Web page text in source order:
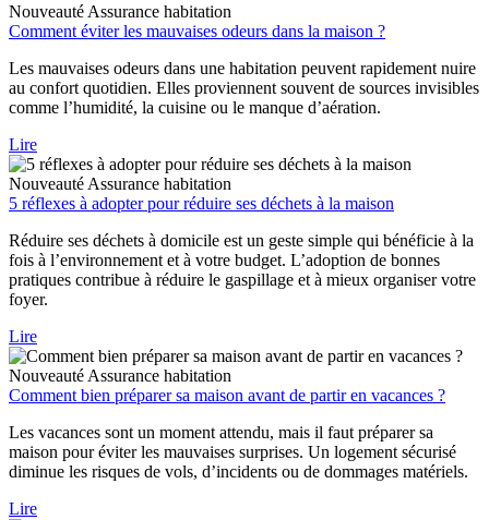
Nouveauté Assurance habitation
Comment éviter les mauvaises odeurs dans la maison ?
Les mauvaises odeurs dans une habitation peuvent rapidement nuire
au confort quotidien. Elles proviennent souvent de sources invisibles
comme l’humidité, la cuisine ou le manque d’aération.
Lire
Nouveauté Assurance habitation
5 réflexes à adopter pour réduire ses déchets à la maison
Réduire ses déchets à domicile est un geste simple qui bénéficie à la
fois à l’environnement et à votre budget. L’adoption de bonnes
pratiques contribue à réduire le gaspillage et à mieux organiser votre
foyer.
Lire
Nouveauté Assurance habitation
Comment bien préparer sa maison avant de partir en vacances ?
Les vacances sont un moment attendu, mais il faut préparer sa
maison pour éviter les mauvaises surprises. Un logement sécurisé
diminue les risques de vols, d’incidents ou de dommages matériels.
Lire